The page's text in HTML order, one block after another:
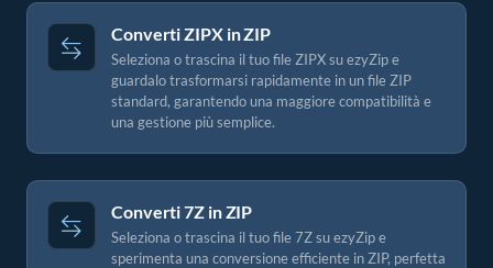
Converti ZIPX in ZIP
Seleziona o trascina il tuo file ZIPX su ezyZip e
guardalo trasformarsi rapidamente in un file ZIP
standard, garantendo una maggiore compatibilità e
una gestione più semplice.
Converti 7Z in ZIP
Seleziona o trascina il tuo file 7Z su ezyZip e
sperimenta una conversione efficiente in ZIP, perfetta